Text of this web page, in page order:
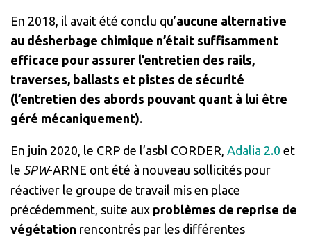
En 2018, il avait été conclu qu’aucune alternative
au désherbage chimique n’était suffisamment
efficace pour assurer l’entretien des rails,
traverses, ballasts et pistes de sécurité
(l’entretien des abords pouvant quant à lui être
géré mécaniquement).
En juin 2020, le CRP de l’asbl CORDER, Adalia 2.0 et
le SPW-ARNE ont été à nouveau sollicités pour
réactiver le groupe de travail mis en place
précédemment, suite aux problèmes de reprise de
végétation rencontrés par les différentes